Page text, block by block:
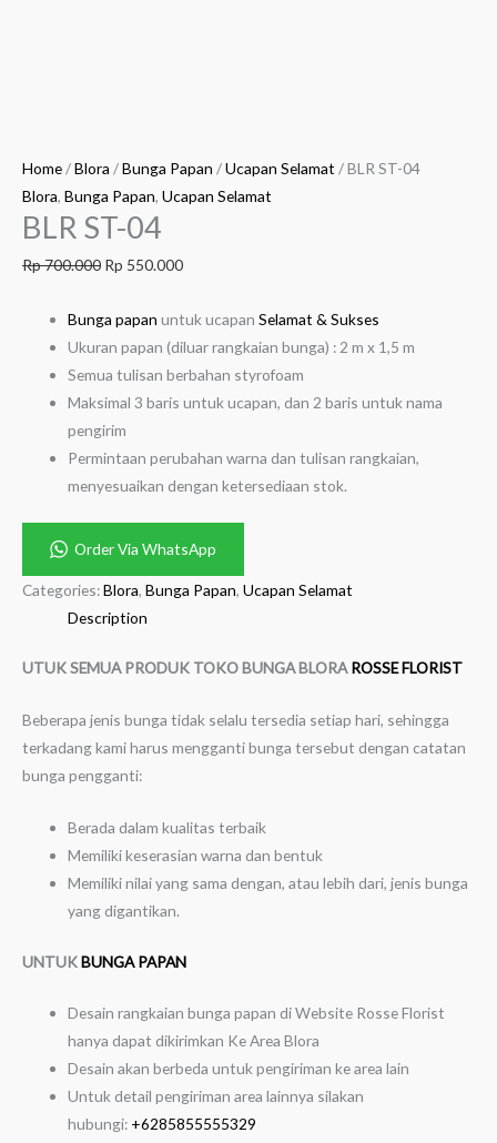
Home/Blora /Bunga Papan /Ucapan Selamat / BLR ST-04
Blora, Bunga Papan, Ucapan Selamat
BLR ST-04
Rp700.000 Rp 550.000
Bunga papan untuk ucapanSelamat & Sukses
Ukuran papan (diluar rangkaian bunga) : 2 m x 1,5 m
Semua tulisan berbahan styrofoam
Maksimal 3 baris untuk ucapan, dan 2 baris untuk nama
pengirim
Permintaan perubahan warna dan tulisan rangkaian,
menyesuaikan dengan ketersediaan stok.
Order Via WhatsApp
Categories:Blora, Bunga Papan, Ucapan Selamat
Description
UTUK SEMUA PRODUK TOKO BUNGA BLORAROSSE FLORIST
Beberapa jenis bunga tidak selalu tersedia setiap hari, sehingga
terkadang kami harus mengganti bunga tersebut dengan catatan
bunga pengganti:
Berada dalam kualitas terbaik
Memiliki keserasian warna dan bentuk
Memiliki nilai yang sama dengan, atau lebih dari, jenis bunga
yang digantikan.
UNTUKBUNGA PAPAN
Desain rangkaian bunga papan di Website Rosse Florist
hanya dapat dikirimkan Ke Area Blora
Desain akan berbeda untuk pengiriman ke area lain
Untuk detail pengiriman area lainnya silakan
hubungi: +6285855555329